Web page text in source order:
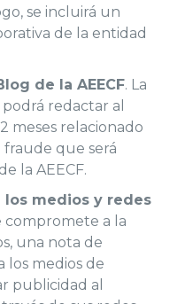
se incluirá un
de la entidad
de la AEECF. La
redactar al
meses relacionado
que será
la AEECF.
los medios y redes
compromete a la
una nota de
los medios de
publicidad al